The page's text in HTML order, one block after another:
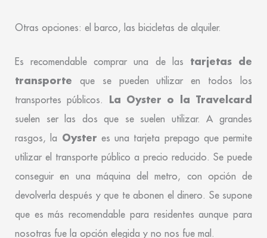
Otras opciones: el barco, las bicicletas de alquiler.
Es recomendable comprar una de las tarjetas de
transporte que se pueden utilizar en todos los
transportes públicos. La Oyster o la Travelcard
suelen ser las dos que se suelen utilizar. A grandes
rasgos, la Oyster es una tarjeta prepago que permite
utilizar el transporte público a precio reducido. Se puede
conseguir en una máquina del metro, con opción de
devolverla después y que te abonen el dinero. Se supone
que es más recomendable para residentes aunque para
nosotras fue la opción elegida y no nos fue mal.